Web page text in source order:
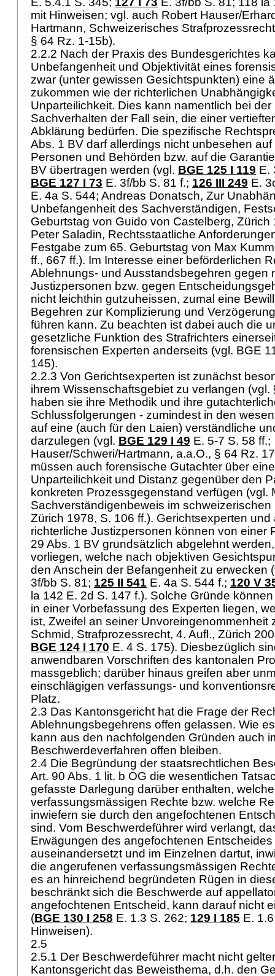
mit Hinweisen; vgl. auch Robert Hauser/
Hartmann, Schweizerisches
§ 64 Rz. 1-15b).
2.2.2 Nach der Praxis des Bundesgerichtes
Unbefangenheit und Objektivität eines
zwar (unter gewissen Gesichtspunkten) eine
zukommen wie der richterlichen
Unparteilichkeit. Dies kann namentlich bei
Sachverhalten der Fall sein, die einer
Abklärung bedürfen. Die spezifische
Abs. 1 BV darf allerdings nicht unbesehen
Personen und Behörden bzw. auf die
BV übertragen werden (vgl. BGE 125 I 119 E.
BGE 127 I 73 E. 3f/bb S. 81 f.; 126 III 249 E.
E. 4a S. 544; Andreas Donatsch, Zur
Unbefangenheit des Sachverständigen,
Geburtstag von Guido von Castelberg, Zürich
Peter Saladin, Rechtsstaatliche
Festgabe zum 65. Geburtstag von Max
ff., 667 ff.). Im Interesse einer beförderlichen
Ablehnungs- und Ausstandsbegehren gegen
Justizpersonen bzw. gegen
nicht leichthin gutzuheissen, zumal eine
Begehren zur Komplizierung und
führen kann. Zu beachten ist dabei auch die
gesetzliche Funktion des Strafrichters
forensischen Experten anderseits (vgl. BGE
145).
2.2.3 Von Gerichtsexperten ist zunächst
ihrem Wissenschaftsgebiet zu verlangen (vgl.
haben sie ihre Methodik und ihre
Schlussfolgerungen - zumindest in den
auf eine (auch für den Laien) verständliche
darzulegen (vgl. BGE 129 I 49 E. 5-7 S. 58 ff.;
Hauser/Schweri/Hartmann, a.a.O., § 64 Rz.
müssen auch forensische Gutachter über
Unparteilichkeit und Distanz gegenüber den
konkreten Prozessgegenstand verfügen (vgl.
Sachverständigenbeweis im schweizerischen
Zürich 1978, S. 106 ff.). Gerichtsexperten und
richterliche Justizpersonen können von einer
29 Abs. 1 BV grundsätzlich abgelehnt
vorliegen, welche nach objektiven
den Anschein der Befangenheit zu erwecken
3f/bb S. 81; 125 II 541 E. 4a S. 544 f.; 120 V
la 142 E. 2d S. 147 f.). Solche Gründe
in einer Vorbefassung des Experten liegen,
ist, Zweifel an seiner Unvoreingenommenheit
Schmid, Strafprozessrecht, 4. Aufl., Zürich
BGE 124 I 170 E. 4 S. 175). Diesbezüglich
anwendbaren Vorschriften des kantonalen
massgeblich; darüber hinaus greifen aber
einschlägigen verfassungs- und
Platz.
2.3 Das Kantonsgericht hat die Frage der
Ablehnungsbegehrens offen gelassen. Wie
kann aus den nachfolgenden Gründen auch
Beschwerdeverfahren offen bleiben.
2.4 Die Begründung der staatsrechtlichen
Art. 90 Abs. 1 lit. b OG die wesentlichen
gefasste Darlegung darüber enthalten, welche
verfassungsmässigen Rechte bzw. welche
inwiefern sie durch den angefochtenen
sind. Vom Beschwerdeführer wird verlangt,
Erwägungen des angefochtenen
auseinandersetzt und im Einzelnen dartut,
die angerufenen verfassungsmässigen
es an hinreichend begründeten Rügen in
beschränkt sich die Beschwerde auf
angefochtenen Entscheid, kann darauf nicht
(BGE 130 I 258 E. 1.3 S. 262; 129 I 185 E.
Hinweisen).
2.5
2.5.1 Der Beschwerdeführer macht nicht
Kantonsgericht das Beweisthema, d.h. den